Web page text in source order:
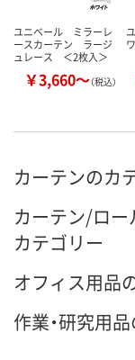
ユニベール ミラーレ
ースカーテン ラージ
ュレース ＜2枚入＞
￥3,660～（税込）
カーテンのカ
カーテン/ロ
カテゴリー
オフィス用品
作業・研究用